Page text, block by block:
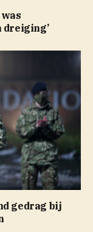
dreiging’
gedrag bij